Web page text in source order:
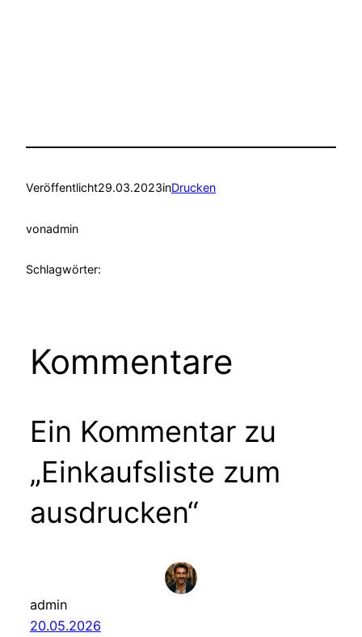
Veröffentlicht29.03.2023inDrucken
vonadmin
Schlagwörter:
Kommentare
Ein Kommentar zu
„Einkaufsliste zum
ausdrucken“
admin
20.05.2026